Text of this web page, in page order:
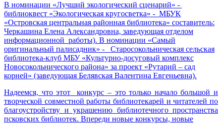
В номинации «Лучший экологический сценарий» -
библиоквест «Экологическая кругосветка» - МБУК
«Островская центральная районная библиотека» составитель:
Черкашина Елена Александровна, заведующая отделом
информационной работы). В номинации «Самый
оригинальный палисадник» - Старосокольническая сельская
библиотека-клуб МБУ «Культурно-досуговый комплекс
Новосокольнического района» за проект «Рутарий – сад
корней» (заведующая Белявская Валентина Евгеньевна).
Надеемся, что этот конкурс – это только начало большой и
творческой совместной работы библиотекарей и читателей по
благоустройству и украшению библиотечного пространства
псковских библиотек. Впереди новые конкурсы, новые